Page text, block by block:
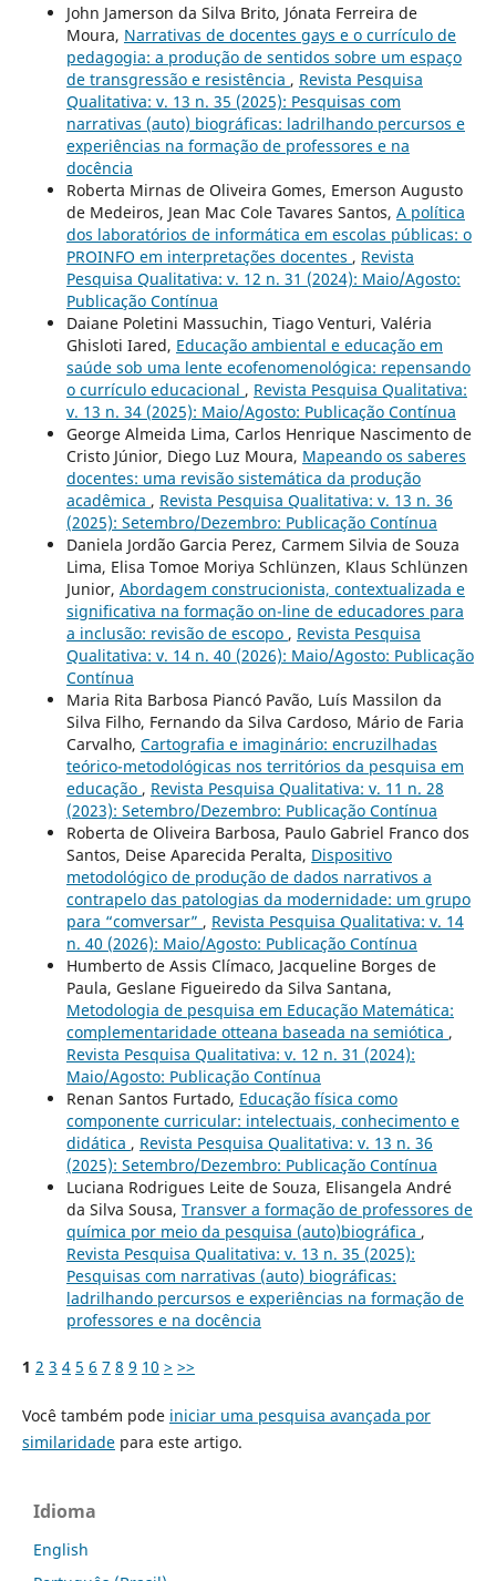
John Jamerson da Silva Brito, Jónata Ferreira de
Moura, Narrativas de docentes gays e o currículo de
pedagogia: a produção de sentidos sobre um espaço
de transgressão e resistência , Revista Pesquisa
Qualitativa: v. 13 n. 35 (2025): Pesquisas com
narrativas (auto) biográficas: ladrilhando percursos e
experiências na formação de professores e na
docência
Roberta Mirnas de Oliveira Gomes, Emerson Augusto
de Medeiros, Jean Mac Cole Tavares Santos, A política
dos laboratórios de informática em escolas públicas: o
PROINFO em interpretações docentes , Revista
Pesquisa Qualitativa: v. 12 n. 31 (2024): Maio/Agosto:
Publicação Contínua
Daiane Poletini Massuchin, Tiago Venturi, Valéria
Ghisloti Iared, Educação ambiental e educação em
saúde sob uma lente ecofenomenológica: repensando
o currículo educacional , Revista Pesquisa Qualitativa:
v. 13 n. 34 (2025): Maio/Agosto: Publicação Contínua
George Almeida Lima, Carlos Henrique Nascimento de
Cristo Júnior, Diego Luz Moura, Mapeando os saberes
docentes: uma revisão sistemática da produção
acadêmica , Revista Pesquisa Qualitativa: v. 13 n. 36
(2025): Setembro/Dezembro: Publicação Contínua
Daniela Jordão Garcia Perez, Carmem Silvia de Souza
Lima, Elisa Tomoe Moriya Schlünzen, Klaus Schlünzen
Junior, Abordagem construcionista, contextualizada e
significativa na formação on-line de educadores para
a inclusão: revisão de escopo , Revista Pesquisa
Qualitativa: v. 14 n. 40 (2026): Maio/Agosto: Publicação
Contínua
Maria Rita Barbosa Piancó Pavão, Luís Massilon da
Silva Filho, Fernando da Silva Cardoso, Mário de Faria
Carvalho, Cartografia e imaginário: encruzilhadas
teórico-metodológicas nos territórios da pesquisa em
educação , Revista Pesquisa Qualitativa: v. 11 n. 28
(2023): Setembro/Dezembro: Publicação Contínua
Roberta de Oliveira Barbosa, Paulo Gabriel Franco dos
Santos, Deise Aparecida Peralta, Dispositivo
metodológico de produção de dados narrativos a
contrapelo das patologias da modernidade: um grupo
para “comversar” , Revista Pesquisa Qualitativa: v. 14
n. 40 (2026): Maio/Agosto: Publicação Contínua
Humberto de Assis Clímaco, Jacqueline Borges de
Paula, Geslane Figueiredo da Silva Santana,
Metodologia de pesquisa em Educação Matemática:
complementaridade otteana baseada na semiótica ,
Revista Pesquisa Qualitativa: v. 12 n. 31 (2024):
Maio/Agosto: Publicação Contínua
Renan Santos Furtado, Educação física como
componente curricular: intelectuais, conhecimento e
didática , Revista Pesquisa Qualitativa: v. 13 n. 36
(2025): Setembro/Dezembro: Publicação Contínua
Luciana Rodrigues Leite de Souza, Elisangela André
da Silva Sousa, Transver a formação de professores de
química por meio da pesquisa (auto)biográfica ,
Revista Pesquisa Qualitativa: v. 13 n. 35 (2025):
Pesquisas com narrativas (auto) biográficas:
ladrilhando percursos e experiências na formação de
professores e na docência
1 2 3 4 5 6 7 8 9 10 > >>
Você também pode iniciar uma pesquisa avançada por
similaridadepara este artigo.
Idioma
English